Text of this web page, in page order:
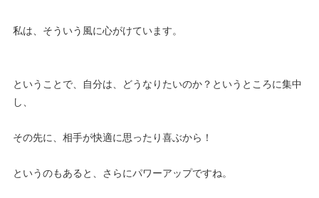
私は、そういう風に心がけています。
ということで、自分は、どうなりたいのか？というところに集中
し、
その先に、相手が快適に思ったり喜ぶから！
というのもあると、さらにパワーアップですね。